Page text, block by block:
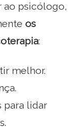
ao psicólogo,
os
:
melhor.
para lidar